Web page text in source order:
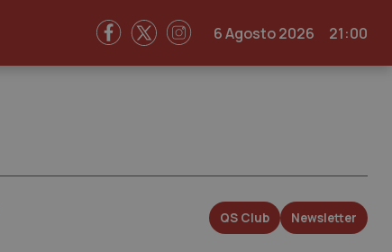
6 Agosto 2026 21:00
QS Club Newsletter